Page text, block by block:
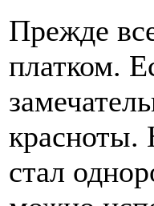
Прежде
платком.
красноты.
стал